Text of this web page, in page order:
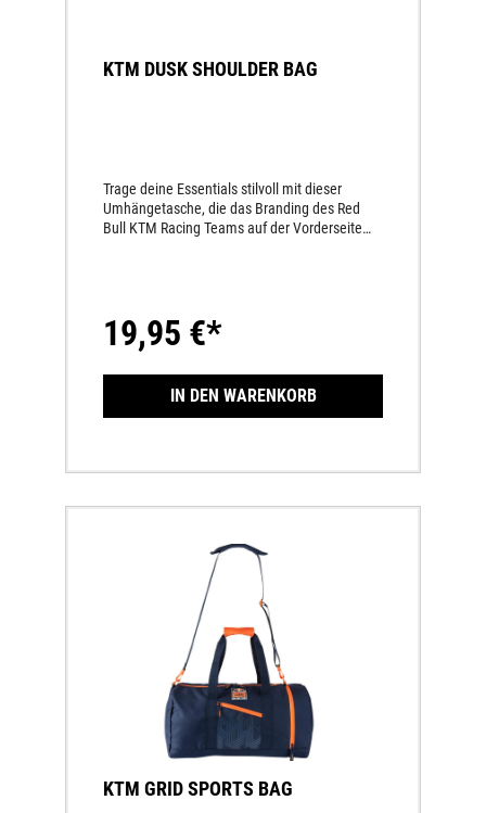
KTM DUSK SHOULDER BAG
Trage deine Essentials stilvoll mit dieser
Umhängetasche, die das Branding des Red
Bull KTM Racing Teams auf der Vorderseite
befeuern.Red Bull KTM Racing Team Dusk
UmhängetascheUnisexRed Bull KTM Racing
ReißverschlussVordertasche mit
ReißverschlussZusätzliche VordertascheGröße:
19,95 €*
IN DEN WARENKORB
KTM GRID SPORTS BAG